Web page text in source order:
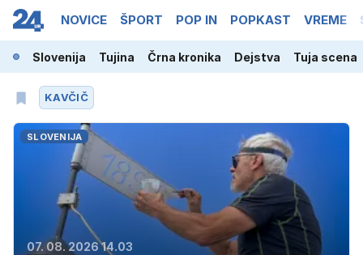
NOVICE ŠPORT POP IN POPKAST VREME
Slovenija Tujina Črna kronika Dejstva Tuja scena
KAVČIČ
SLOVENIJA
07. 08. 2026 14.03